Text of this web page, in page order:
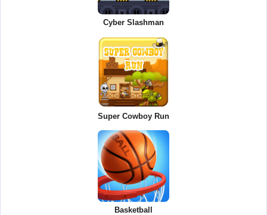
Cyber Slashman
Super Cowboy Run
Basketball